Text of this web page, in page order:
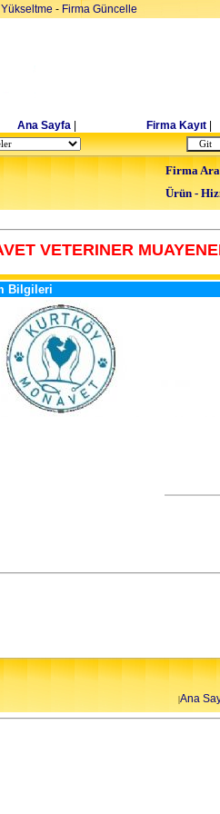
- Firma Güncelle
Ana Sayfa Firma Kayıt
Firma
Ürün -
VETERINER
Bilgileri
|Ana